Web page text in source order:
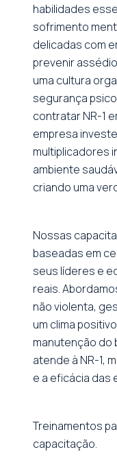
habilidades
sofrimento
delicadas com
prevenir
uma cultura
segurança
contratar NR-1
empresa
multiplicadores
ambiente
criando uma
Nossas
baseadas em
seus líderes e
reais.
não violenta,
um clima
manutenção do
atende à NR-1,
e a eficácia das
Treinamentos
capacitação.